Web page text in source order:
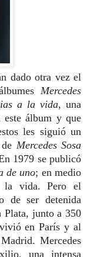
dado otra vez el
Mercedes
a la vida, una
este álbum y que
les siguió un
Mercedes Sosa
1979 se publicó
de uno; en medio
la vida. Pero el
de ser detenida
Plata, junto a 350
en París y al
Mercedes
una intensa